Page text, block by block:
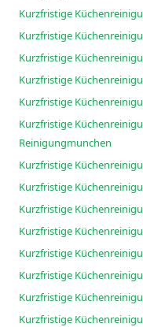
Kurzfristige
Kurzfristige
Kurzfristige
Kurzfristige
Kurzfristige
Kurzfristige
Reinigungmunchen
Kurzfristige
Kurzfristige
Kurzfristige
Kurzfristige
Kurzfristige
Kurzfristige
Kurzfristige
Kurzfristige